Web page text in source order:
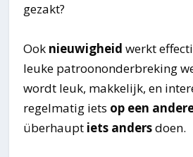
gezakt?
Ook nieuwigheid werkt
leuke patroononderbreking
wordt leuk, makkelijk, en
regelmatig iets op een
überhaupt iets andersdoen.